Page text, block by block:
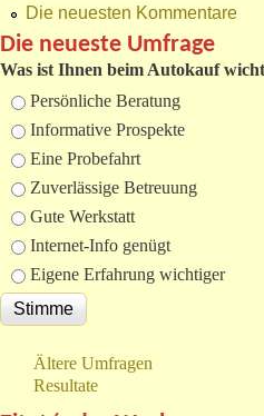
Die neuesten Kommentare
Die neueste Umfrage
Was ist Ihnen beim Autokauf
Auswahlmöglichkeiten
Persönliche Beratung
Informative Prospekte
Eine Probefahrt
Zuverlässige Betreuung
Gute Werkstatt
Internet-Info genügt
Eigene Erfahrung wichtiger
Ältere Umfragen
Resultate